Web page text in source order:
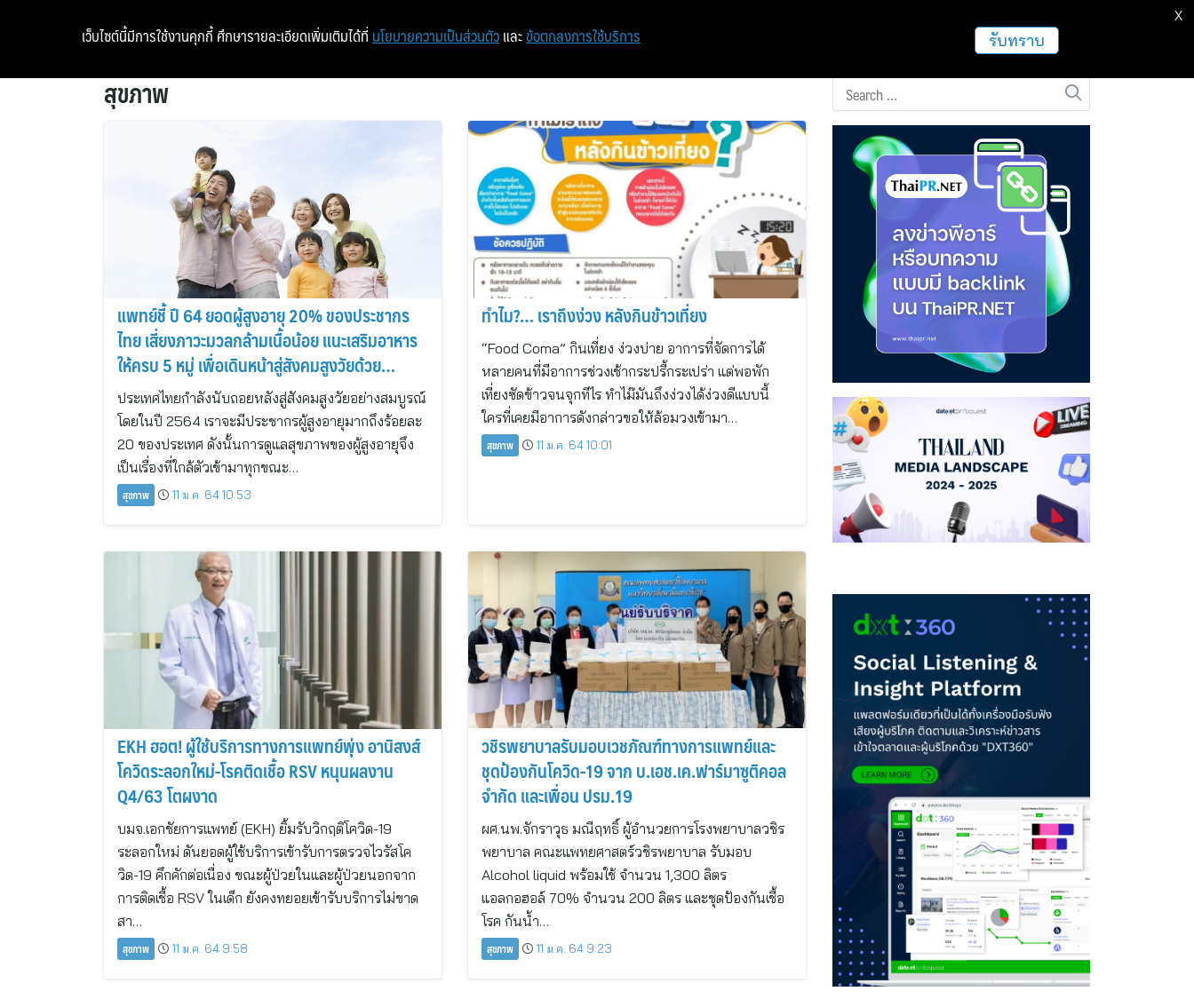
หน้าแรก ท่องเที่ยว ฝากข่าวประชาสัมพันธ์
สุขภาพ
แพทย์ชี้ ปี 64 ยอดผู้สูงอายุ 20% ของประชากร
ไทย เสี่ยงภาวะมวลกล้ามเนื้อน้อย แนะเสริมอาหาร
ให้ครบ 5 หมู่ เพื่อเดินหน้าสู่สังคมสูงวัยด้วย
สุขภาพที่แข็งแรง
ประเทศไทยกำลังนับถอยหลังสู่สังคมสูงวัยอย่างสมบูรณ์
โดยในปี 2564 เราจะมีประชากรผู้สูงอายุมากถึงร้อยละ
20 ของประเทศ ดังนั้นการดูแลสุขภาพของผู้สูงอายุจึง
เป็นเรื่องที่ใกล้ตัวเข้ามาทุกขณะ…
สุขภาพ 11 ม.ค. 64 10:53
ทำไม?… เราถึงง่วง หลังกินข้าวเที่ยง
“Food Coma” กินเที่ยง ง่วงบ่าย อาการที่จัดการได้
หลายคนที่มีอาการช่วงเช้ากระปรี้กระเปร่า แต่พอพัก
เที่ยงซัดข้าวจนจุกทีไร ทำไม๊มันถึงง่วงได้ง่วงดีแบบนี้
ใครที่เคยมีอาการดังกล่าวขอให้ล้อมวงเข้ามา…
สุขภาพ 11 ม.ค. 64 10:01
EKH ฮอต! ผู้ใช้บริการทางการแพทย์พุ่ง อานิสงส์
โควิดระลอกใหม่-โรคติดเชื้อ RSV หนุนผลงาน
Q4/63 โตผงาด
บมจ.เอกชัยการแพทย์ (EKH) ยิ้มรับวิกฤติโควิด-19
ระลอกใหม่ ดันยอดผู้ใช้บริการเข้ารับการตรวจไวรัสโค
วิด-19 คึกคักต่อเนื่อง ขณะผู้ป่วยในและผู้ป่วยนอกจาก
การติดเชื้อ RSV ในเด็ก ยังคงทยอยเข้ารับบริการไม่ขาด
สา…
สุขภาพ 11 ม.ค. 64 9:58
วชิรพยาบาลรับมอบเวชภัณฑ์ทางการแพทย์และ
ชุดป้องกันโควิด-19 จาก บ.เอช.เค.ฟาร์มาซูติคอล
จำกัด และเพื่อน ปรม.19
ผศ.นพ.จักราวุธ มณีฤทธิ์ ผู้อำนวยการโรงพยาบาลวชิร
พยาบาล คณะแพทยศาสตร์วชิรพยาบาล รับมอบ
Alcohol liquid พร้อมใช้ จำนวน 1,300 ลิตร
แอลกอฮอล์ 70% จำนวน 200 ลิตร และชุดป้องกันเชื้อ
โรค กันน้ำ…
สุขภาพ 11 ม.ค. 64 9:23
เว็บไซต์นี้มีการใช้งานคุกกี้ ศึกษารายละเอียดเพิ่มเติมได้ที่ นโยบายความเป็นส่วนตัว และ ข้อตกลงการใช้บริการ รับทราบ
X